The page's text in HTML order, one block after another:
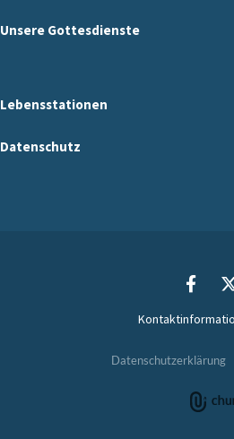
Unsere Gottesdienste
Lebensstationen
Datenschutz
Datenschutzerklärung